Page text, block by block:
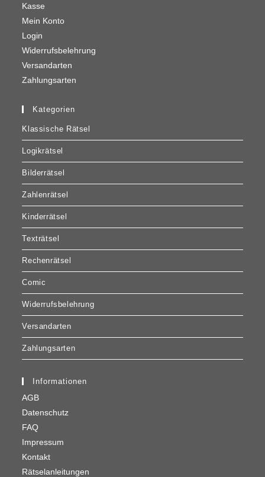
Kasse
Mein Konto
Login
Widerrufsbelehrung
Versandarten
Zahlungsarten
Kategorien
Klassische Rätsel
Logikrätsel
Bilderrätsel
Zahlenrätsel
Kinderrätsel
Texträtsel
Rechenrätsel
Comic
Widerrufsbelehrung
Versandarten
Zahlungsarten
Informationen
AGB
Datenschutz
FAQ
Impressum
Kontakt
Rätselanleitungen